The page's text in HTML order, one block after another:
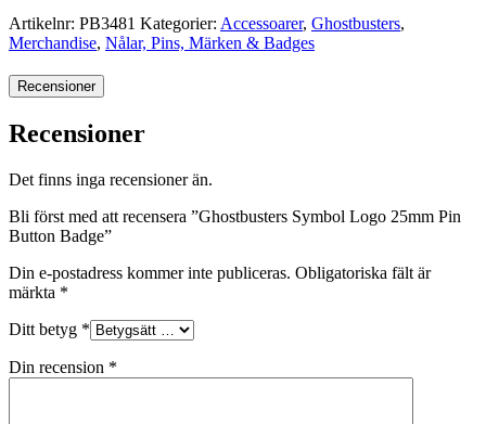
Artikelnr: PB3481 Kategorier: Accessoarer, Ghostbusters,
Merchandise, Nålar, Pins, Märken & Badges
Recensioner
Recensioner
Det finns inga recensioner än.
Bli först med att recensera ”Ghostbusters Symbol Logo 25mm Pin
Button Badge”
Din e-postadress kommer inte publiceras. Obligatoriska fält är
märkta *
Ditt betyg *
Din recension *